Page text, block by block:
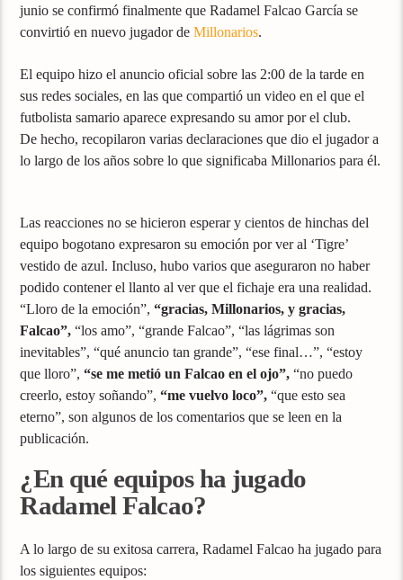
junio se confirmó finalmente que Radamel Falcao García se
convirtió en nuevo jugador deMillonarios.
El equipo hizo el anuncio oficial sobre las 2:00 de la tarde en
sus redes sociales, en las que compartió un video en el que el
futbolista samario aparece expresando su amor por el club.
De hecho, recopilaron varias declaraciones que dio el jugador a
lo largo de los años sobre lo que significaba Millonarios para él.
Las reacciones no se hicieron esperar y cientos de hinchas del
equipo bogotano expresaron su emoción por ver al ‘Tigre’
vestido de azul. Incluso, hubo varios que aseguraron no haber
podido contener el llanto al ver que el fichaje era una realidad.
“Lloro de la emoción”, “gracias, Millonarios, y gracias,
Falcao”, “los amo”, “grande Falcao”, “las lágrimas son
inevitables”, “qué anuncio tan grande”, “ese final…”, “estoy
que lloro”,“se me metió un Falcao en el ojo”, “no puedo
creerlo, estoy soñando”,“me vuelvo loco”, “que esto sea
eterno”, son algunos de los comentarios que se leen en la
publicación.
¿En qué equipos ha jugado
Radamel Falcao?
A lo largo de su exitosa carrera, Radamel Falcao ha jugado para
los siguientes equipos: